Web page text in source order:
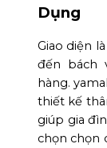
Dụng
Giao diện
đến bách
hàng.
thiết kế
giúp gia
chọn chọn